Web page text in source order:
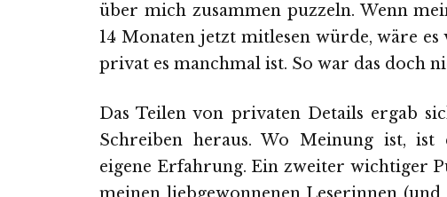
über mich zusammen puzzeln. Wenn
14 Monaten jetzt mitlesen würde, wäre
privat es manchmal ist. So war das doch
Das Teilen von privaten Details ergab
Schreiben heraus. Wo Meinung ist,
eigene Erfahrung. Ein zweiter wichtiger